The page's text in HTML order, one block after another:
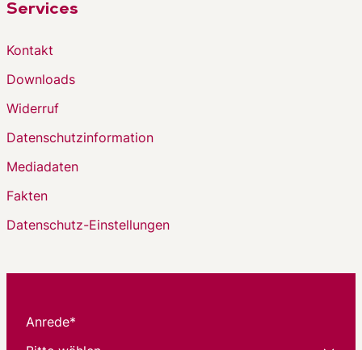
Services
Kontakt
Downloads
Widerruf
Datenschutzinformation
Mediadaten
Fakten
Datenschutz-Einstellungen
Anrede*